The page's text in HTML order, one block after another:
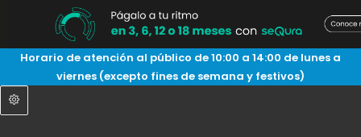
Horario de atención al público de 10:00 a 14:00 de lunes a
viernes (excepto fines de semana y festivos)